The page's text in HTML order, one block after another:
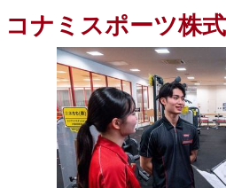
コナミスポーツ株